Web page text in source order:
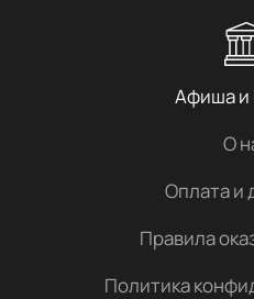
Афиша и
О
Оплата и
Правила
Политика